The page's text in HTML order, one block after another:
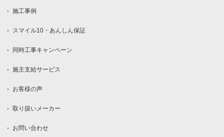
施工事例
スマイル10・あんしん保証
同時工事キャンペーン
施主支給サービス
お客様の声
取り扱いメーカー
お問い合わせ